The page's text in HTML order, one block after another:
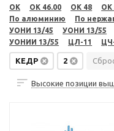
OK
OK 46.00 OK 48 OK
По алюминию
По
УОНИ 13/45
УОНИ 13/55
УОНИИ 13/55
ЦЛ-11
КЕДР 2
Высокие позиции